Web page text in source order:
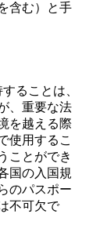
含む）と手
ることは、
、重要な法
を越える際
使用するこ
ことができ
国の入国規
のパスポー
不可欠で